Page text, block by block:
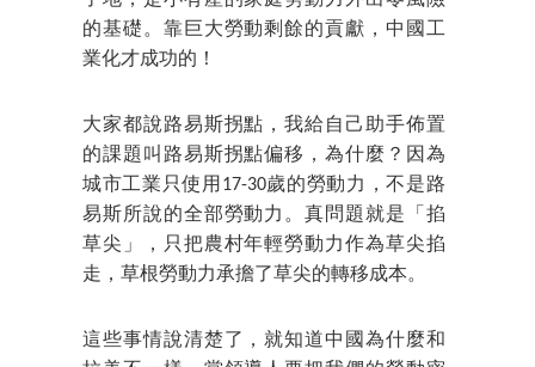
的基礎。靠巨大勞動剩餘的貢獻，中國工
業化才成功的！
大家都說路易斯拐點，我給自己助手佈置
的課題叫路易斯拐點偏移，為什麼？因為
城市工業只使用17-30歲的勞動力，不是路
易斯所說的全部勞動力。真問題就是「掐
草尖」，只把農村年輕勞動力作為草尖掐
走，草根勞動力承擔了草尖的轉移成本。
這些事情說清楚了，就知道中國為什麼和